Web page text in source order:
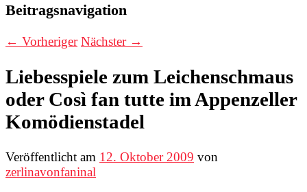
Beitragsnavigation
← Vorheriger Nächster →
Liebesspiele zum Leichenschmaus
oder Così fan tutte im Appenzeller
Komödienstadel
Veröffentlicht am 12. Oktober 2009 von
zerlinavonfaninal